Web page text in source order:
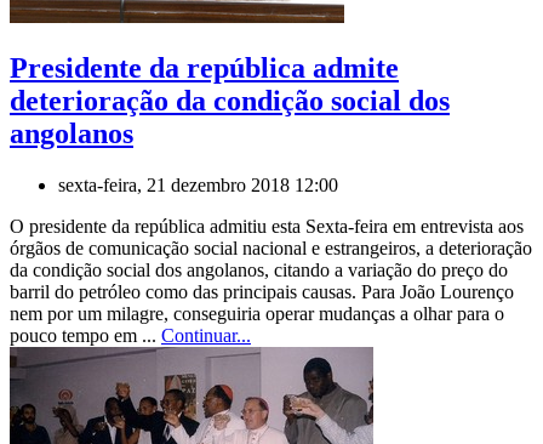
Presidente da república admite
deterioração da condição social dos
angolanos
sexta-feira, 21 dezembro 2018 12:00
O presidente da república admitiu esta Sexta-feira em entrevista aos
órgãos de comunicação social nacional e estrangeiros, a deterioração
da condição social dos angolanos, citando a variação do preço do
barril do petróleo como das principais causas. Para João Lourenço
nem por um milagre, conseguiria operar mudanças a olhar para o
pouco tempo em ... Continuar...